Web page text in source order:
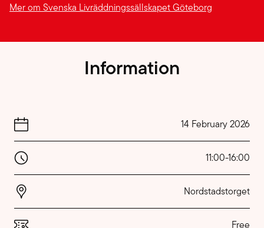
Mer om Svenska Livräddningssällskapet Göteborg
Information
14 February 2026
11:00-16:00
Nordstadstorget
Free